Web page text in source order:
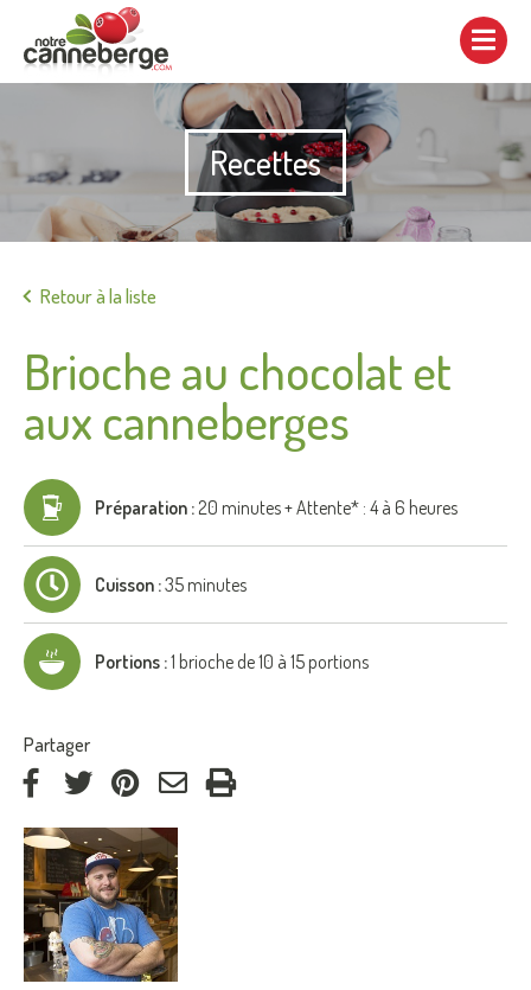
Afficher/cacher
navigation
Recettes
Retour à la liste
Brioche au chocolat et
aux canneberges
Préparation : 20 minutes + Attente* : 4 à 6 heures
Cuisson :35 minutes
Portions :1 brioche de 10 à 15 portions
Partager:
FacebookTwitter Pinterestcourriel